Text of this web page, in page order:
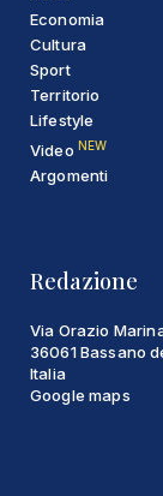
Economia
Cultura
Sport
Territorio
Lifestyle
Video NEW
Argomenti
Redazione
Via Orazio
36061 Bassano
Italia
Google maps